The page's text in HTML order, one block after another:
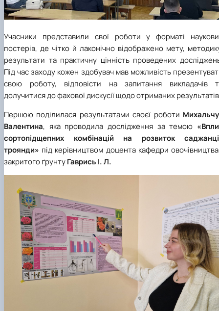
Учасники представили свої роботи у форматі
постерів, де чітко й лаконічно відображено мету,
результати та практичну цінність проведених
Під час заходу кожен здобувач мав можливість
свою роботу, відповісти на запитання викладачів
долучитися до фахової дискусії щодо отриманих
Першою поділилася результатами своєї роботи
Валентина, яка проводила дослідження за темою
сортопідщепних комбінацій на розвиток
троянди» під керівництвом доцента кафедри овочівництва
закритого ґрунтуГаврись І. Л.